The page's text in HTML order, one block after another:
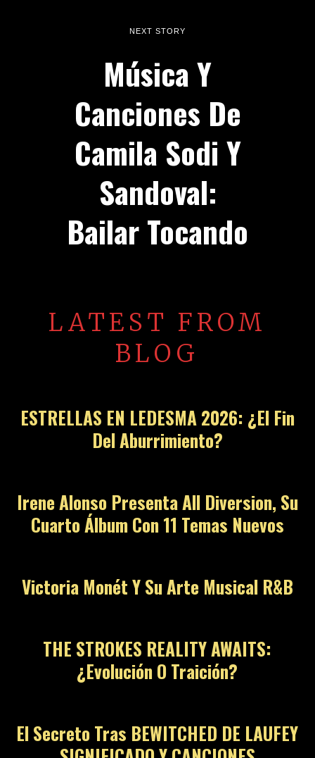
NEXT STORY
Música Y
Canciones De
Camila Sodi Y
Sandoval:
Bailar Tocando
LATEST FROM
BLOG
ESTRELLAS EN LEDESMA 2026: ¿El Fin
Del Aburrimiento?
Irene Alonso Presenta All Diversion, Su
Cuarto Álbum Con 11 Temas Nuevos
Victoria Monét Y Su Arte Musical R&B
THE STROKES REALITY AWAITS:
¿Evolución O Traición?
El Secreto Tras BEWITCHED DE LAUFEY